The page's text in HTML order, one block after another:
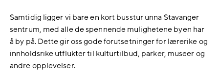
Samtidig ligger vi bare en kort busstur unna Stavanger
sentrum, med alle de spennende mulighetene byen har
å by på. Dette gir oss gode forutsetninger for lærerike og
innholdsrike utflukter til kulturtilbud, parker, museer og
andre opplevelser.